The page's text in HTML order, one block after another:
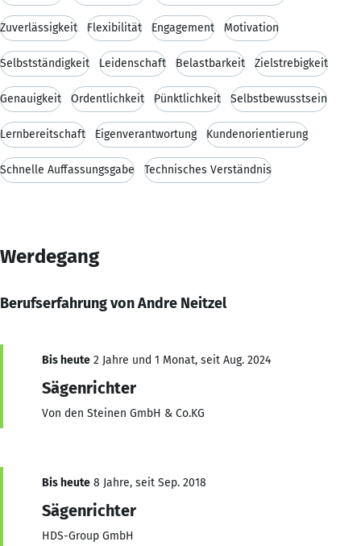
Zuverlässigkeit Flexibilität Engagement Motivation
Selbstständigkeit Leidenschaft Belastbarkeit Zielstrebigkeit
Genauigkeit Ordentlichkeit Pünktlichkeit Selbstbewusstsein
Lernbereitschaft Eigenverantwortung Kundenorientierung
Schnelle Auffassungsgabe Technisches Verständnis
Werdegang
Berufserfahrung von Andre Neitzel
Bis heute 2 Jahre und 1 Monat, seit Aug. 2024
Sägenrichter
Von den Steinen GmbH & Co.KG
Bis heute 8 Jahre, seit Sep. 2018
Sägenrichter
HDS-Group GmbH